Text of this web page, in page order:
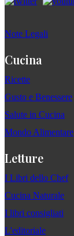
Note Legali
Cucina
Ricette
Gusto e Benessere
Salute in Cucina
Mondo Alimentare
Letture
I Libri dello Chef
Cucina Naturale
I libri consigliati
L'editoriale